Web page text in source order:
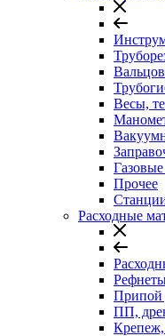
Весы,
Прочее
Расходные
Припой
ПП,
Крепеж,